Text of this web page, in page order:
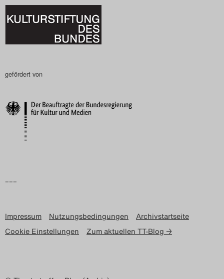
gefördert von
–––
Impressum Nutzungsbedingungen
Archivstartseite
Cookie Einstellungen
Zum aktuellen TT-Blog →